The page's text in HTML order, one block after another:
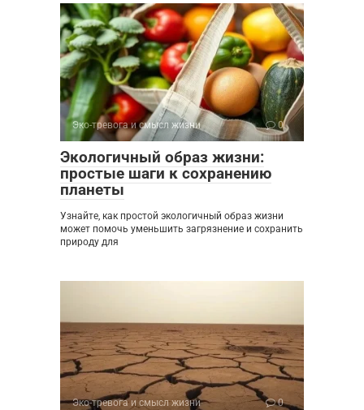
Эко-тревога и смысл жизни 0
Экологичный образ жизни:
простые шаги к сохранению
планеты
Узнайте, как простой экологичный образ жизни
может помочь уменьшить загрязнение и сохранить
природу для
Эко-тревога и смысл жизни 0